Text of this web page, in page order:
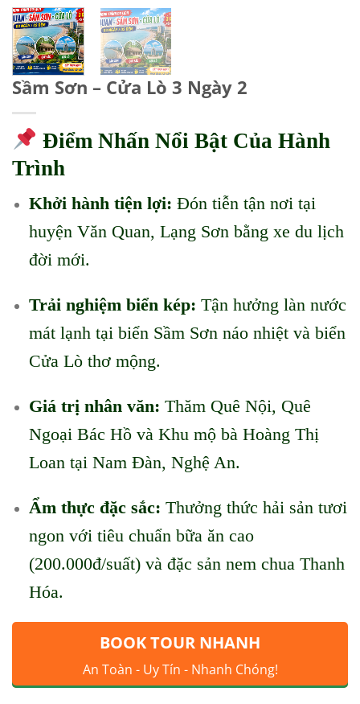
Sầm Sơn – Cửa Lò 3 Ngày 2
Điểm Nhấn Nổi Bật Của Hành
Trình
Khởi hành tiện lợi: Đón tiễn tận nơi tại
huyện Văn Quan, Lạng Sơn bằng xe du lịch
đời mới.
Trải nghiệm biển kép: Tận hưởng làn nước
mát lạnh tại biển Sầm Sơn náo nhiệt và biển
Cửa Lò thơ mộng.
Giá trị nhân văn: Thăm Quê Nội, Quê
Ngoại Bác Hồ và Khu mộ bà Hoàng Thị
Loan tại Nam Đàn, Nghệ An.
Ẩm thực đặc sắc: Thưởng thức hải sản tươi
ngon với tiêu chuẩn bữa ăn cao
(200.000đ/suất) và đặc sản nem chua Thanh
Hóa.
BOOK TOUR NHANH
An Toàn - Uy Tín - Nhanh Chóng!